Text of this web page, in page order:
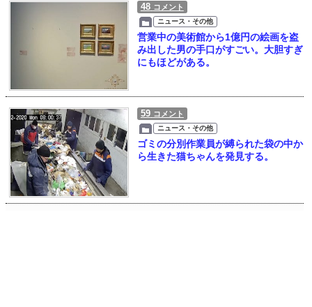
48 コメント
ニュース・その他
営業中の美術館から1億円の絵画を盗
み出した男の手口がすごい。大胆すぎ
にもほどがある。
59 コメント
ニュース・その他
ゴミの分別作業員が縛られた袋の中か
ら生きた猫ちゃんを発見する。